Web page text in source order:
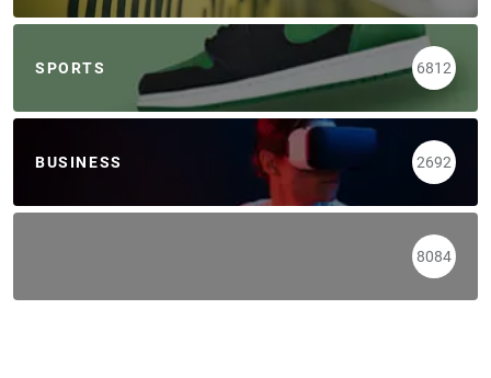
SPORTS 6812
BUSINESS 2692
8084